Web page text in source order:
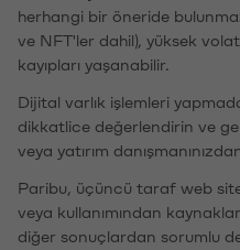
herhangi bir öneride
ve NFT'ler dahil), yüksek
kayıpları yaşanabilir.
Dijital varlık işlemleri
dikkatlice değerlendirin ve
veya yatırım
Paribu, üçüncü taraf web
veya kullanımından
diğer sonuçlardan sorumlu